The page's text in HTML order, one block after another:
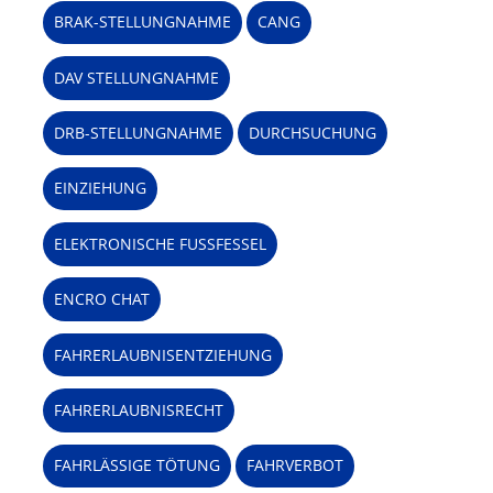
BRAK-STELLUNGNAHME CANG
DAV STELLUNGNAHME
DRB-STELLUNGNAHME DURCHSUCHUNG
EINZIEHUNG
ELEKTRONISCHE FUSSFESSEL
ENCRO CHAT
FAHRERLAUBNISENTZIEHUNG
FAHRERLAUBNISRECHT
FAHRLÄSSIGE TÖTUNG FAHRVERBOT